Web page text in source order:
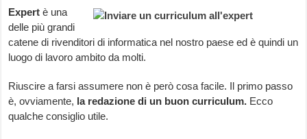
Expert è una
delle più grandi
catene di rivenditori di informatica nel nostro paese ed è quindi un
luogo di lavoro ambito da molti.
Riuscire a farsi assumere non è però cosa facile. Il primo passo
è, ovviamente, la redazione di un buon curriculum. Ecco
qualche consiglio utile.